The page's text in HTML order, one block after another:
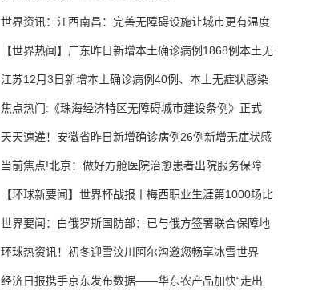
世界资讯：江西南昌：完善无障碍设施让城市更有温度
【世界热闻】广东昨日新增本土确诊病例1868例本土无
江苏12月3日新增本土确诊病例40例、本土无症状感染
焦点热门:《珠海经济特区无障碍城市建设条例》正式
天天速递！安徽省昨日新增确诊病例26例新增无症状感
当前焦点!北京：做好方舱医院治愈患者出院服务保障
【环球新要闻】世界杯战报丨梅西职业生涯第1000场比
世界要闻：白俄罗斯国防部：已与俄方签署联合保障地
环球热资讯！初冬迎雪汶川阿尔沟邀您畅享冰雪世界
经济日报携手京东发布数据——华东农产品加快“走出